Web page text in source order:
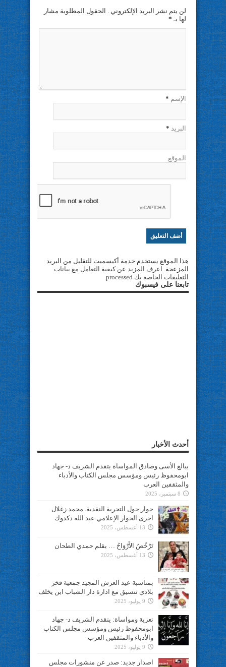
لن يتم نشر البريد الإلكتروني . الحقول المطلوبة مشار
لها بـ *
الإسم *
البريد *
الموقع
هذا الموقع يستخدم خدمة أكيسميت للتقليل من البريد
المزعجة. اعرف المزيد عن كيفية التعامل مع بيانات
التعليقات الخاصة بك processed
.
تابعنا على فيسبوك
أحدث الأخبار
ببالغ الأسى وصادق المواساة يتقدم الشريف د- جهاد
ابومحفوظ رئيس ومؤسس مجلس الكتاب والأدباء
والمثقفين العرب
8 سبتمبر، 2025
حوار حول التجربة النقدية..محمد زغلال
اجرى الحوار الإعلامي عبد الله دكدوك
13 أغسطس، 2025
تَرْخُصُ الأَرْوَاحُ … بقلم حمدي الطحان
13 أغسطس، 2025
بمناسبة عيد العرش المجيد جمعية فخر
بلادي تنسيق مع ادارة دار الشباب ابن يخلف
9 يوليو، 2025
تعزية ومواساة: يتقدم الشريف د- جهاد
ابومحفوظ رئيس ومؤسس مجلس الكتاب
والأدباء والمثقفين العرب
9 يوليو، 2025
اصدار جديد: صدر عن منشورات مجلس